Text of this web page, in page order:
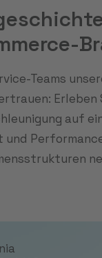
Teams
Erleben
auf
und